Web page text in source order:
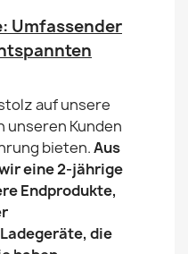
Umfassender
auf unsere
unseren Kunden
bieten.Aus
eine 2-jährige
Endprodukte,
die